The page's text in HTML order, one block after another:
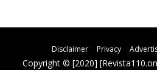
Disclaimer Privacy
Copyright © [2020]